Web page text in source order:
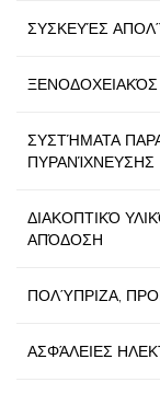
ΣΥΣΚΕΥΈΣ
ΣΥΣΤΉΜΑΤΑ
ΠΥΡΑΝΊΧΝΕΥΣΗΣ
ΔΙΑΚΟΠΤΙΚΌ
ΑΠΌΔΟΣΗ
ΠΟΛΎΠΡΙΖΑ,
ΑΣΦΆΛΕΙΕΣ